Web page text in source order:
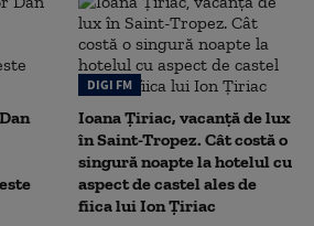
DIGI FM
Ioana Țiriac, vacanță de lux
în Saint-Tropez. Cât costă o
singură noapte la hotelul cu
aspect de castel ales de
fiica lui Ion Țiriac